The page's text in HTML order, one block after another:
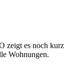
zeigt es noch kurz
Wohnungen.